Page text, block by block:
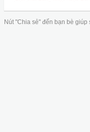
Nút "Chia sẻ" đến bạn bè